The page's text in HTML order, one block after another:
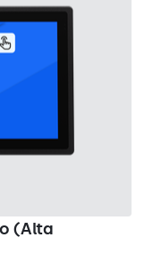
(Alta